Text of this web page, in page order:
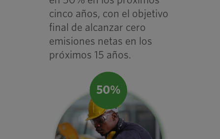
cinco años, con el objetivo
final de alcanzar cero
emisiones netas en los
próximos 15 años.